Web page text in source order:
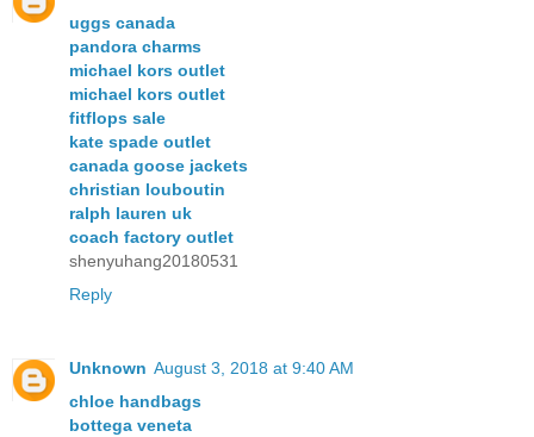
uggs canada
pandora charms
michael kors outlet
michael kors outlet
fitflops sale
kate spade outlet
canada goose jackets
christian louboutin
ralph lauren uk
coach factory outlet
shenyuhang20180531
Reply
Unknown August 3, 2018 at 9:40 AM
chloe handbags
bottega veneta